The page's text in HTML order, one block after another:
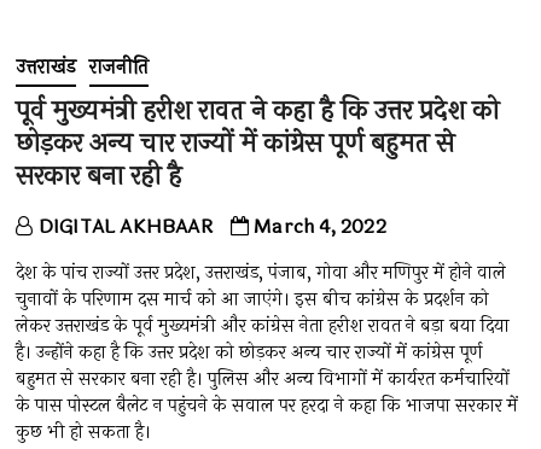
t
o
उत्तराखंड राजनीति
पूर्व मुख्यमंत्री हरीश रावत ने कहा है कि उत्तर प्रदेश को
छोड़कर अन्य चार राज्यों में कांग्रेस पूर्ण बहुमत से
सरकार बना रही है
DIGITAL AKHBAAR March 4, 2022
देश के पांच राज्यों उत्तर प्रदेश, उत्तराखंड, पंजाब, गोवा और मणिपुर में होने वाले
चुनावों के परिणाम दस मार्च को आ जाएंगे। इस बीच कांग्रेस के प्रदर्शन को
लेकर उत्तराखंड के पूर्व मुख्यमंत्री और कांग्रेस नेता हरीश रावत ने बड़ा बया दिया
है। उन्होंने कहा है कि उत्तर प्रदेश को छोड़कर अन्य चार राज्यों में कांग्रेस पूर्ण
बहुमत से सरकार बना रही है। पुलिस और अन्य विभागों में कार्यरत कर्मचारियों
के पास पोस्टल बैलेट न पहुंचने के सवाल पर हरदा ने कहा कि भाजपा सरकार में
कुछ भी हो सकता है।